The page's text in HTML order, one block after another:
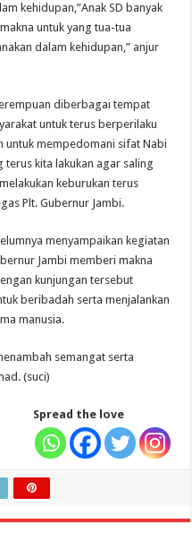
kehidupan,”Anak SD banyak
untuk yang tua-tua
dalam kehidupan,” anjur
diberbagai tempat
untuk terus berperilaku
untuk mempedomani sifat Nabi
terus kita lakukan agar saling
keburukan terus
Plt. Gubernur Jambi.
menyampaikan kegiatan
Jambi memberi makna
kunjungan tersebut
beribadah serta menjalankan
manusia.
semangat serta
(suci)
Spread the love